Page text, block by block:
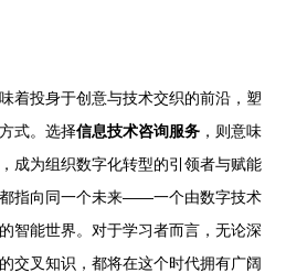
味着投身于创意与技术交织的前沿，塑
式。选择信息技术咨询服务 ，则意味
成为组织数字化转型的引领者与赋能
指向同一个未来——一个由数字技术
智能世界。对于学习者而言，无论深
交叉知识，都将在这个时代拥有广阔